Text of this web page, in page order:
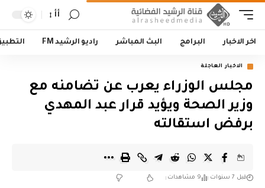
أأ
اخر الاخبار البرامج البث المباشر راديو الرشيد FM
الاخبار العاجلة
مجلس الوزراء يعرب عن تضامنه مع
وزير الصحة ويؤيد قرار عبد المهدي
برفض استقالته
قبل 7 سنوات 9 مشاهدات